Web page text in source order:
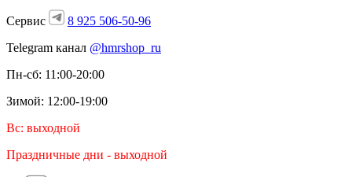
Сервис
8 925 506-50-96
Telegram канал @hmrshop_ru
Пн-сб: 11:00-20:00
Зимой: 12:00-19:00
Вс: выходной
Праздничные дни - выходной